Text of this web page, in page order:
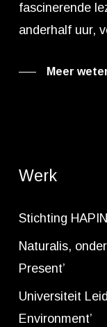
fascinerende
anderhalf uur,
Meer
Werk
Stichting
Naturalis,
Present’
Universiteit
Environment’